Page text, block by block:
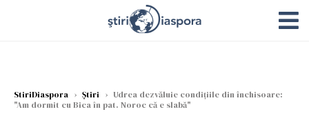
StiriDiaspora › Știri › Udrea dezvăluie condițiile din închisoare:
"Am dormit cu Bica în pat. Noroc că e slabă"